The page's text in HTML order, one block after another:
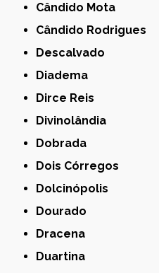
Cândido Mota
Cândido Rodrigues
Descalvado
Diadema
Dirce Reis
Divinolândia
Dobrada
Dois Córregos
Dolcinópolis
Dourado
Dracena
Duartina